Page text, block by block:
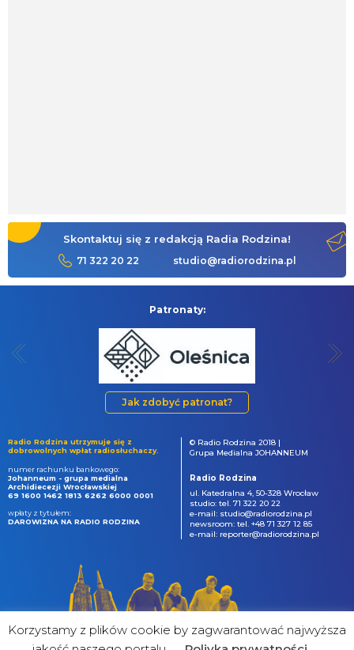
Skontaktuj się z redakcją Radia Rodzina!
71 322 20 22 studio@radiorodzina.pl
Patronaty:
Jak zdobyć patronat?
Radio Rodzina utrzymuje się z
dobrowolnych wpłat radiosłuchaczy.
numer rachunku bankowego:
Johanneum - grupa medialna
Archidiecezji Wrocławskiej
69 1600 1462 1813 6262 6000 0001
wpłaty z tytułem:
DAROWIZNA NA RADIO RODZINA
© Radio Rodzina 2018 |
Grupa Medialna JOHANNEUM
Radio Rodzina
ul. Katedralna 4, 50-328 Wrocław
studio: tel. 71 322 20 22
e-mail: studio@radiorodzina.pl
newsroom: tel. +48 71 327 12 85
e-mail: reporter@radiorodzina.pl
Korzystamy z plików cookie by zagwarantować najwyższa